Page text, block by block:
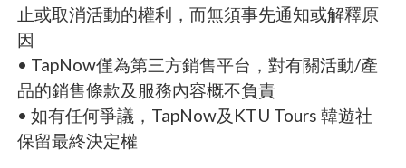
止或取消活動的權利，而無須事先通知或解釋原
因
• TapNow僅為第三方銷售平台，對有關活動/產
品的銷售條款及服務內容概不負責
• 如有任何爭議，TapNow及KTU Tours 韓遊社
保留最終決定權